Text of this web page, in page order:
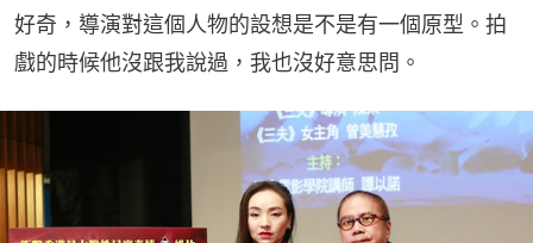
好奇，導演對這個人物的設想是不是有一個原型。拍
戲的時候他沒跟我說過，我也沒好意思問。